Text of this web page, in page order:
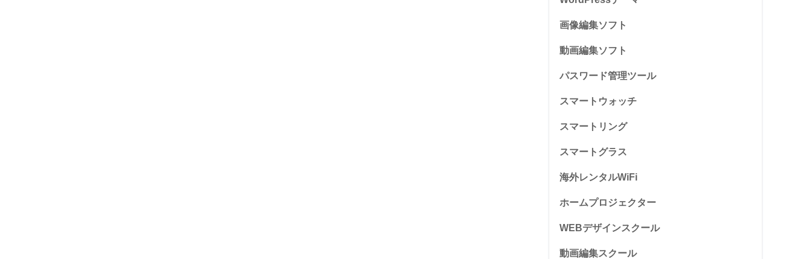
画像編集ソフト
動画編集ソフト
パスワード管理ツール
スマートウォッチ
スマートリング
スマートグラス
海外レンタルWiFi
ホームプロジェクター
WEBデザインスクール
動画編集スクール